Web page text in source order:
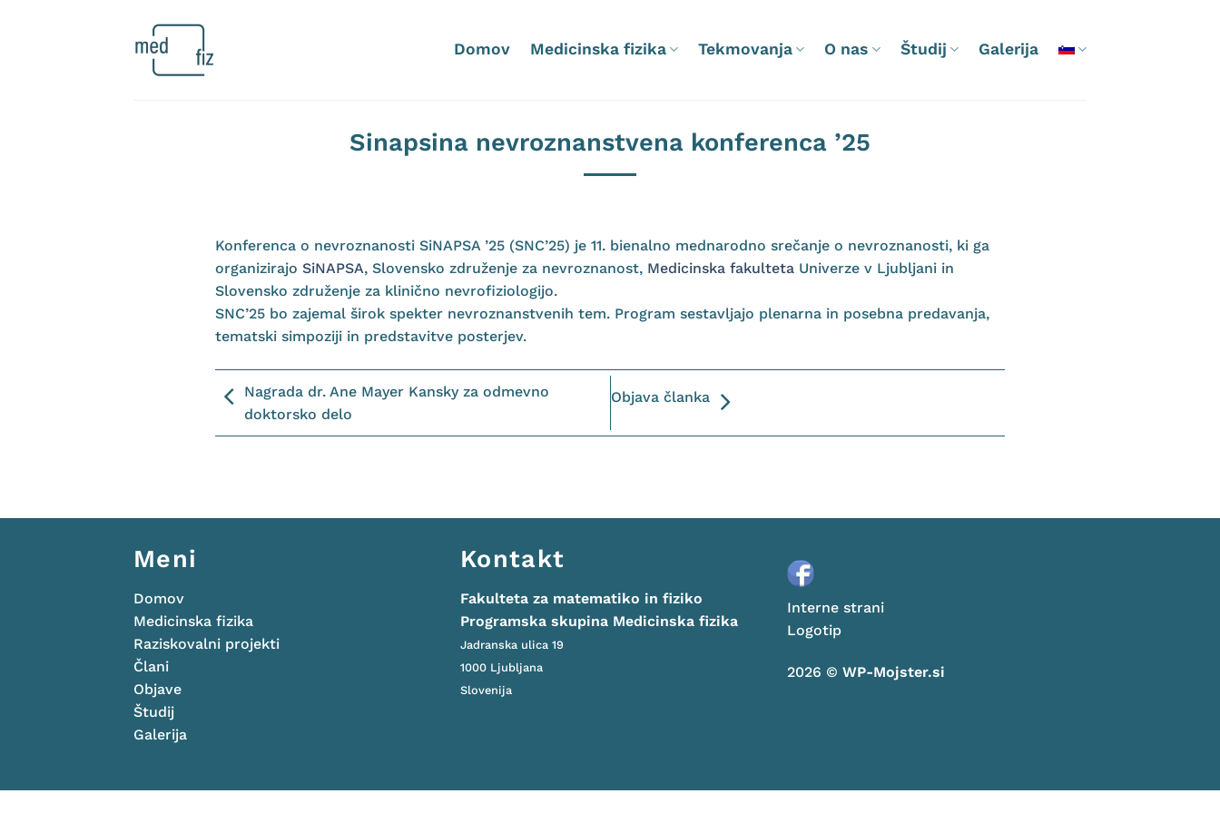
Domov Medicinska fizika Tekmovanja O nas Študij Galerija
Sinapsina nevroznanstvena konferenca ’25
Konferenca o nevroznanosti SiNAPSA ’25 (SNC’25) je 11. bienalno mednarodno srečanje o nevroznanosti, ki ga
organizirajo SiNAPSA, Slovensko združenje za nevroznanost, Medicinska fakulteta Univerze v Ljubljani in
Slovensko združenje za klinično nevrofiziologijo.
SNC’25 bo zajemal širok spekter nevroznanstvenih tem. Program sestavljajo plenarna in posebna predavanja,
tematski simpoziji in predstavitve posterjev.
Nagrada dr. Ane Mayer Kansky za odmevno
doktorsko delo
Objava članka
Meni
Domov
Medicinska fizika
Raziskovalni projekti
Člani
Objave
Študij
Galerija
Kontakt
Fakulteta za matematiko in fiziko
Programska skupina Medicinska fizika
Jadranska ulica 19
1000 Ljubljana
Slovenija
Interne strani
Logotip
2026 © WP-Mojster.si